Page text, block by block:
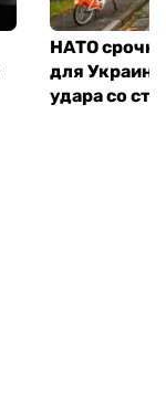
НАТО
для
удара со